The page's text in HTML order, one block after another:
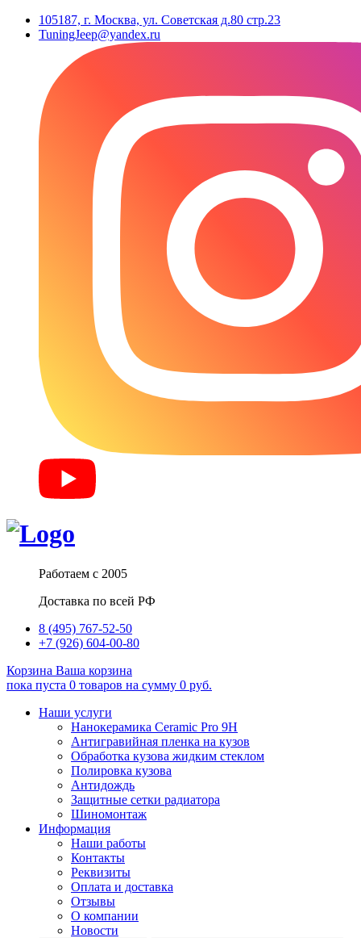
105187, г. Москва, ул. Советская д.80 стр.23
TuningJeep@yandex.ru
Работаем с 2005
Доставка по всей РФ
8 (495) 767-52-50
+7 (926) 604-00-80
Корзина Ваша корзина
пока пуста 0 товаров на сумму 0 руб.
Наши услуги
Нанокерамика Ceramic Pro 9H
Антигравийная пленка на кузов
Обработка кузова жидким стеклом
Полировка кузова
Антидождь
Защитные сетки радиатора
Шиномонтаж
Информация
Наши работы
Контакты
Реквизиты
Оплата и доставка
Отзывы
О компании
Новости